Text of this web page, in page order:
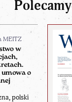
Polecamy
MEITZ
w
o
polski